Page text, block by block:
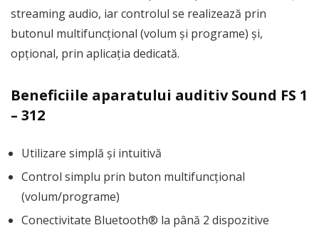
streaming audio, iar controlul se realizează prin
butonul multifuncțional (volum și programe) și,
opțional, prin aplicația dedicată.
Beneficiile aparatului auditiv Sound FS 1
– 312
Utilizare simplă și intuitivă
Control simplu prin buton multifuncțional
(volum/programe)
Conectivitate Bluetooth® la până 2 dispozitive